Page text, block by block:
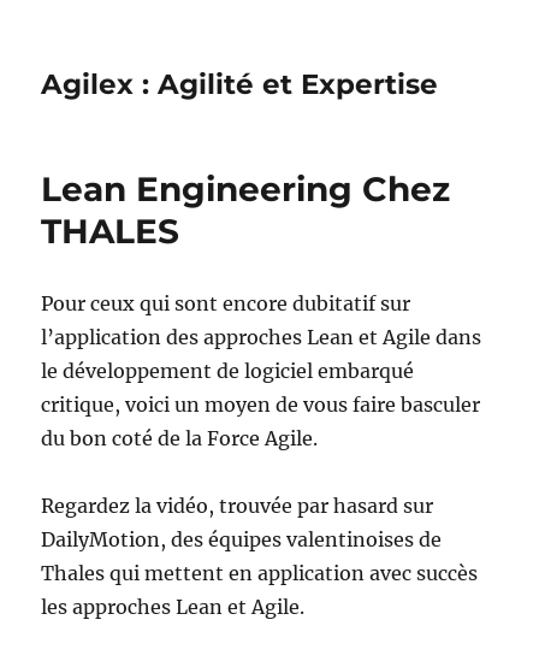
Agilex : Agilité et Expertise
Lean Engineering Chez
THALES
Pour ceux qui sont encore dubitatif sur
l’application des approches Lean et Agile dans
le développement de logiciel embarqué
critique, voici un moyen de vous faire basculer
du bon coté de la Force Agile.
Regardez la vidéo, trouvée par hasard sur
DailyMotion, des équipes valentinoises de
Thales qui mettent en application avec succès
les approches Lean et Agile.